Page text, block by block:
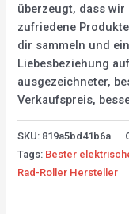
überzeugt, dass wir
zufriedene
dir sammeln und
Liebesbeziehung
ausgezeichneter,
Verkaufspreis,
SKU: 819a5bd41b6a
Tags: Bester
Rad-Roller Hersteller